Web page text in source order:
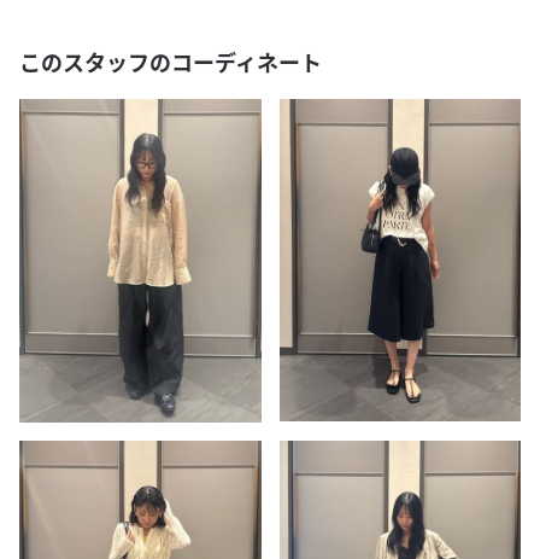
このスタッフのコーディネート